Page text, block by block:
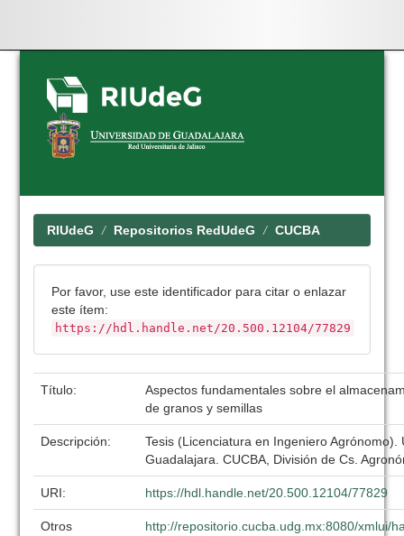
Skip
navigation
RIUdeG Repositorios RedUdeG CUCBA
Por favor, use este identificador para citar o enlazar
este ítem:
https://hdl.handle.net/20.500.12104/77829
Título:
Aspectos fundamentales sobre el
de granos y semillas
Descripción:
Tesis (Licenciatura en Ingeniero Agrónomo).
Guadalajara. CUCBA, División de Cs.
URI: https://hdl.handle.net/20.500.12104/77829
Otros
http://repositorio.cucba.udg.mx:8080/xmlui/